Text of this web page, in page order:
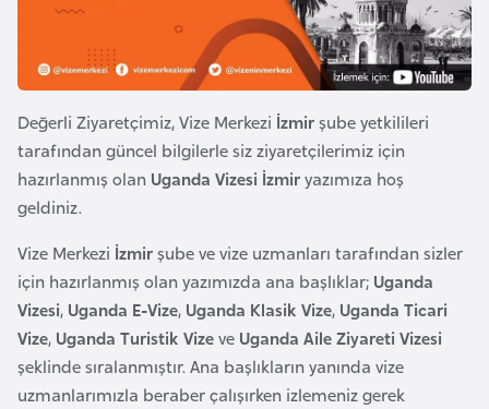
Değerli Ziyaretçimiz, Vize Merkezi İzmirşube yetkilileri
tarafından güncel bilgilerle siz ziyaretçilerimiz için
hazırlanmış olan Uganda Vizesi İzmiryazımıza hoş
geldiniz.
Vize Merkezi İzmirşube ve vize uzmanları tarafından sizler
için hazırlanmış olan yazımızda ana başlıklar; Uganda
Vizesi, Uganda E-Vize, Uganda Klasik Vize, Uganda Ticari
Vize, Uganda Turistik Vizeve Uganda Aile Ziyareti Vizesi
şeklinde sıralanmıştır. Ana başlıkların yanında vize
uzmanlarımızla beraber çalışırken izlemeniz gerek
n
B
n
l
a
d
e
ş